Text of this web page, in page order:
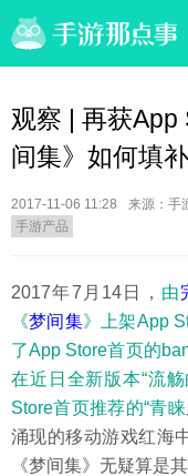
观察 | 再获App
间集》如何填
2017-11-06 11:28
来源：手
手游产品
2017年7月14日， 由
《梦间集》上架App
了App Store首页的
在近日全新版本“流
Store首页推荐的“青
涌现的移动游戏红海
《梦间集》无疑算是